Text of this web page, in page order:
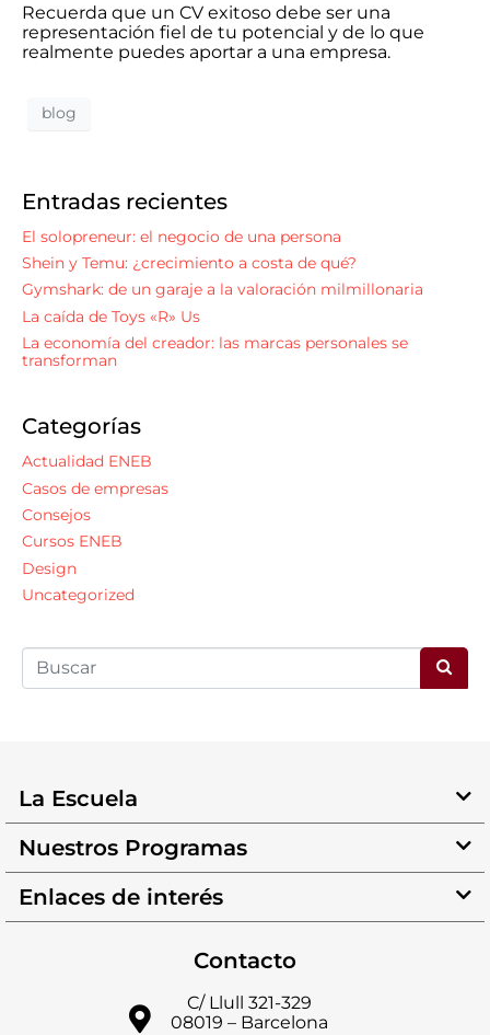
Recuerda que un CV exitoso debe ser una
representación fiel de tu potencial y de lo que
realmente puedes aportar a una empresa.
blog
Entradas recientes
El solopreneur: el negocio de una persona
Shein y Temu: ¿crecimiento a costa de qué?
Gymshark: de un garaje a la valoración milmillonaria
La caída de Toys «R» Us
La economía del creador: las marcas personales se
transforman
Categorías
Actualidad ENEB
Casos de empresas
Consejos
Cursos ENEB
Design
Uncategorized
La Escuela
Nuestros Programas
Enlaces de interés
Contacto
C/ Llull 321-329
08019 – Barcelona